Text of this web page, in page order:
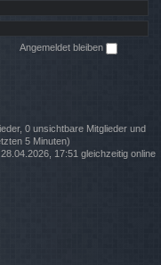
Angemeldet bleiben
0 unsichtbare Mitglieder und
5 Minuten)
17:51 gleichzeitig online